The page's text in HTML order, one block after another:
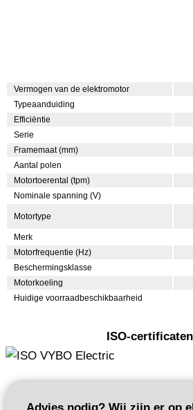
Vermogen van de elektromotor
Typeaanduiding
Efficiëntie
Serie
Framemaat (mm)
Aantal polen
Motortoerental (tpm)
Nominale spanning (V)
Motortype
Merk
Motorfrequentie (Hz)
Beschermingsklasse
Motorkoeling
Huidige voorraadbeschikbaarheid
ISO-certificaten